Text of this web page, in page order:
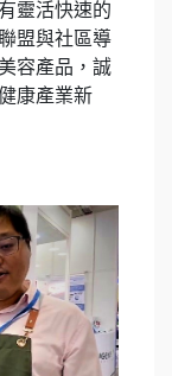
靈活快速的
盟與社區導
容產品，誠
康產業新